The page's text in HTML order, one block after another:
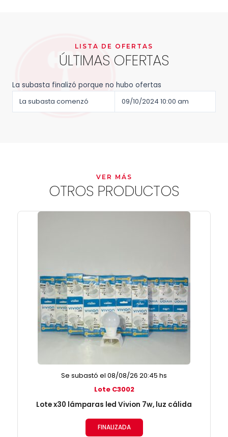
LISTA DE OFERTAS
ÚLTIMAS OFERTAS
La subasta finalizó porque no hubo ofertas
La subasta comenzó
09/10/2024 10:00 am
VER MÁS
OTROS PRODUCTOS
Se subastó el 08/08/26 20:45 hs
Lote C3002
Lote x30 lámparas led Vivion 7w, luz cálida
FINALIZADA